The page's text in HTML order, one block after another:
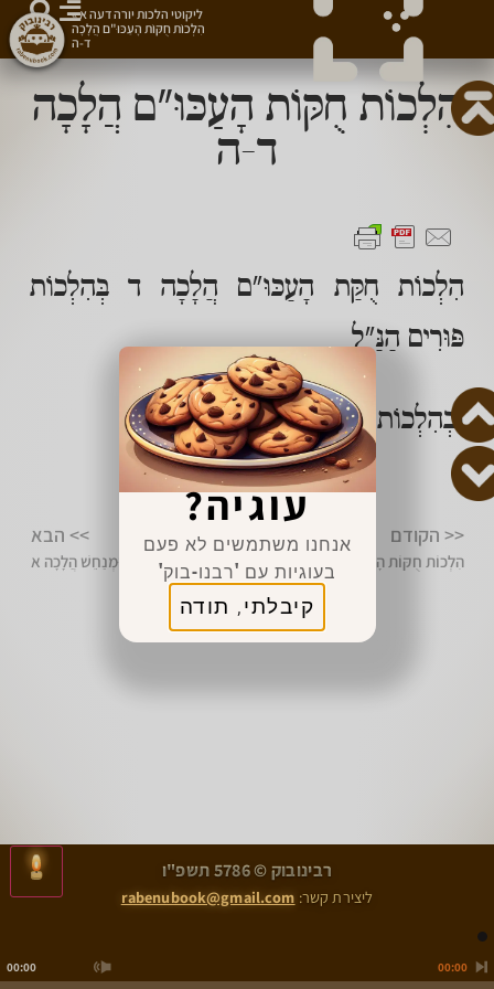
הִלְכוֹת חֻקּוֹת הָעַכּוּ"ם הֲלָכָה
ד-ה
הִלְכוֹת חֻקַּת הָעַכּוּ"ם הֲלָכָה ד בְּהִלְכוֹת
פּוּרִים הַנַּ"ל
וּבְהִלְכוֹת רִבִּית הֲלָכָה ה:
מצווה לשתף 👈
<< הקודם
הִלְכוֹת חֻקּוֹת הָעַכּוּ"ם הֲלָכָה ג
>> הבא
הִלְכוֹת מְעוֹנֵן וּמְנַחֵשׁ הֲלָכָה א
ליקוטי הלכות יורה דעה א»
הִלְכוֹת חֻקּוֹת הָעַכּוּ"ם הֲלָכָה
ד-ה
הִלְכוֹת חֻקּוֹת הָעַכּוּ"ם הֲלָכָה ג
>
הִלְכוֹת מְעוֹנֵן וּמְנַחֵשׁ הֲלָכָה א
00:00
00:00
רבינובוק © 5786 תשפ"ו
ליצירת קשר: rabenubook@gmail.com
עוגיה?
אנחנו משתמשים לא פעם
בעוגיות עם 'רבנו-בוק'
קיבלתי, תודה